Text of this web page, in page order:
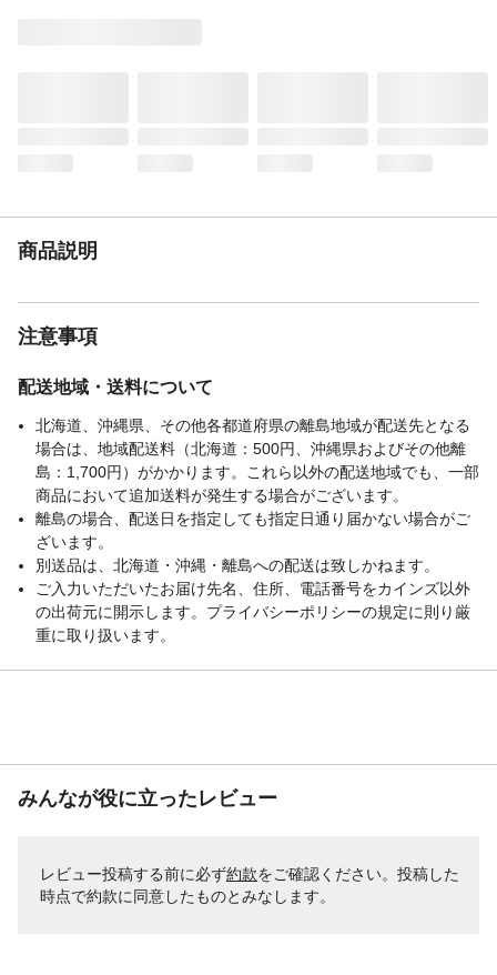
商品説明
注意事項
配送地域・送料について
北海道、沖縄県、その他各都道府県の離島地域が配送先となる
場合は、地域配送料（北海道：500円、沖縄県およびその他離
島：1,700円）がかかります。これら以外の配送地域でも、一部
商品において追加送料が発生する場合がございます。
離島の場合、配送日を指定しても指定日通り届かない場合がご
ざいます。
別送品は、北海道・沖縄・離島への配送は致しかねます。
ご入力いただいたお届け先名、住所、電話番号をカインズ以外
の出荷元に開示します。プライバシーポリシーの規定に則り厳
重に取り扱います。
みんなが役に立ったレビュー
レビュー投稿する前に必ず約款をご確認ください。投稿した
時点で約款に同意したものとみなします。